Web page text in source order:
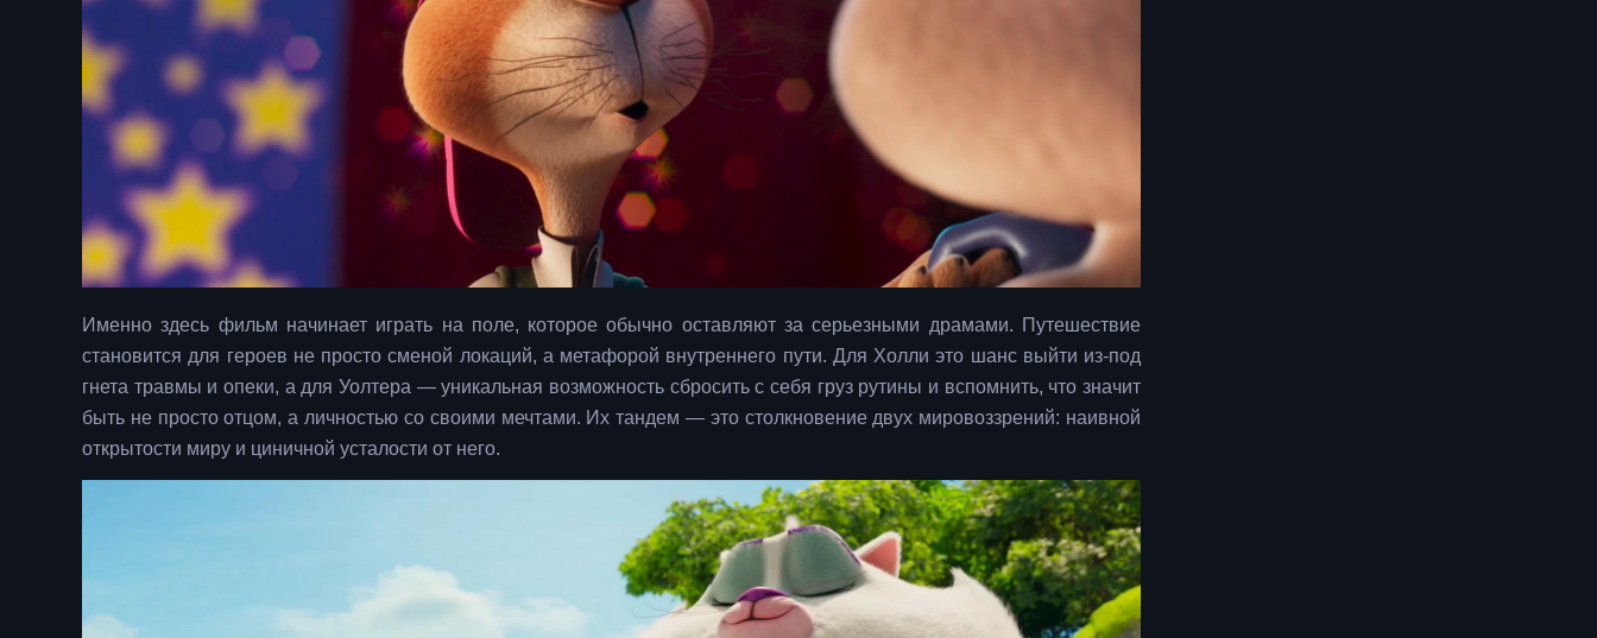
Именно здесь фильм начинает играть на поле, которое обычно оставляют за серьезными драмами. Путешествие
становится для героев не просто сменой локаций, а метафорой внутреннего пути. Для Холли это шанс выйти из-под
гнета травмы и опеки, а для Уолтера — уникальная возможность сбросить с себя груз рутины и вспомнить, что значит
быть не просто отцом, а личностью со своими мечтами. Их тандем — это столкновение двух мировоззрений: наивной
открытости миру и циничной усталости от него.